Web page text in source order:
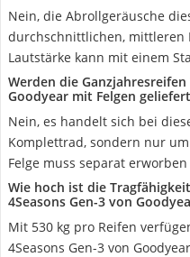
Nein, die Abrollgeräusche
durchschnittlichen, mittleren
Lautstärke kann mit einem
Werden die
Goodyear mit Felgen
Nein, es handelt sich bei
Komplettrad, sondern nur
Felge muss separat
Wie hoch ist die
4Seasons Gen-3 von
Mit 530 kg pro Reifen
4Seasons Gen-3 von